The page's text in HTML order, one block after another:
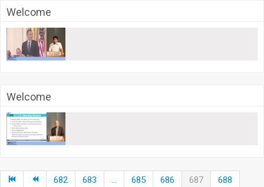
Welcome
Welcome
682 683 ... 685 686 687
688